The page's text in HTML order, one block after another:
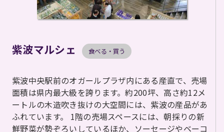
紫波マルシェ 食べる・買う
紫波中央駅前のオガールプラザ内にある産直で、売場
面積は県内最大級を誇ります。約200坪、高さ約12メ
ートルの木造吹き抜けの大空間には、紫波の産品があ
ふれています。 1階の売場スペースには、朝採りの新
鮮野菜が勢ぞろいしているほか、ソーセージやベーコ